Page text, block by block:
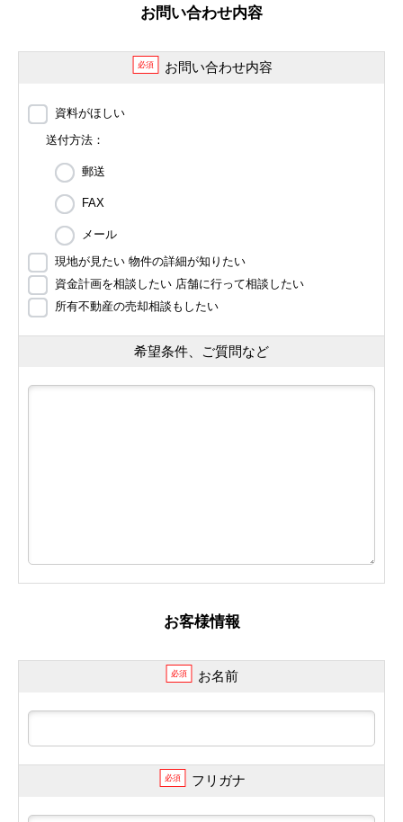
お問い合わせ内容
必須 お問い合わせ内容
資料がほしい
送付方法：
郵送
FAX
メール
現地が見たい 物件の詳細が知りたい
資金計画を相談したい 店舗に行って相談したい
所有不動産の売却相談もしたい
希望条件、ご質問など
お客様情報
必須 お名前
必須 フリガナ